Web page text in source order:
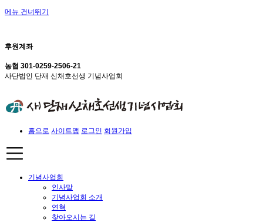
메뉴 건너뛰기
후원계좌
농협 301-0259-2506-21
사단법인 단재 신채호선생 기념사업회
홈으로 사이트맵 로그인 회원가입
기념사업회
인사말
기념사업회 소개
연혁
찾아오시는 길